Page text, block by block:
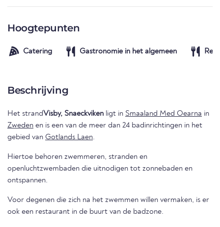
Hoogtepunten
Catering Gastronomie in het algemeen
Beschrijving
Het strandVisby, Snaeckviken ligt in Smaaland Med Oearna in
Zweden en is een van de meer dan 24 badinrichtingen in het
gebied van Gotlands Laen.
Hiertoe behoren zwemmeren, stranden en
openluchtzwembaden die uitnodigen tot zonnebaden en
ontspannen.
Voor degenen die zich na het zwemmen willen vermaken, is er
ook een restaurant in de buurt van de badzone.